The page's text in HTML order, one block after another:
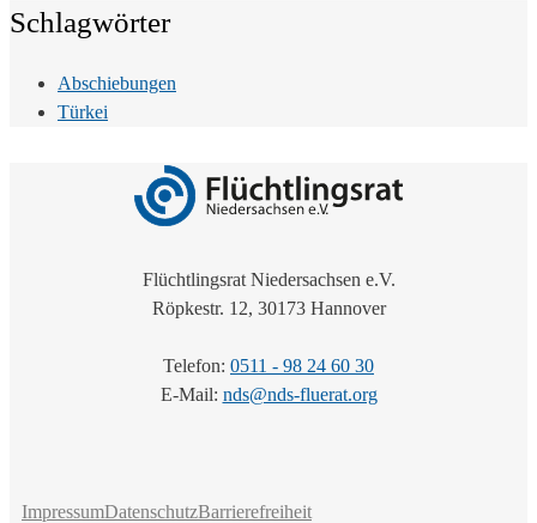
Schlagwörter
Abschiebungen
Türkei
Flüchtlingsrat Niedersachsen e.V.
Röpkestr. 12, 30173 Hannover
Telefon: 0511 - 98 24 60 30
E-Mail: nds@nds-fluerat.org
ImpressumDatenschutzBarrierefreiheit